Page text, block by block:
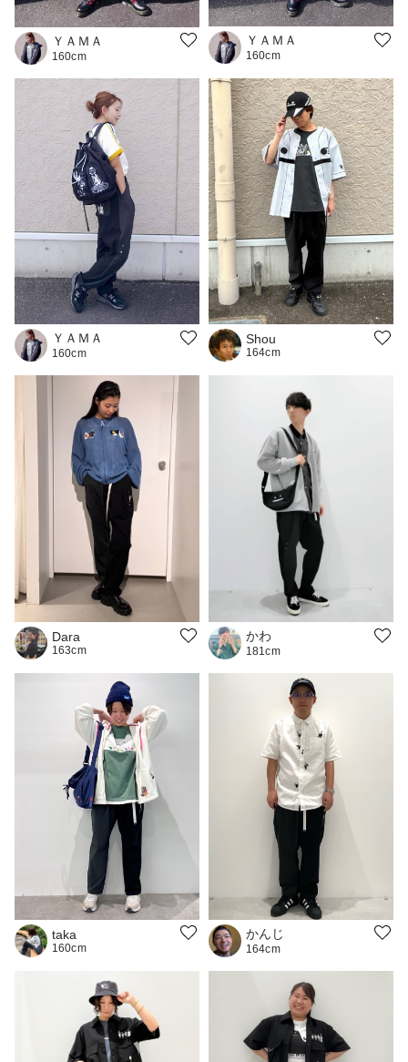
ＹＡＭＡ
160cm
ＹＡＭＡ
160cm
ＹＡＭＡ
160cm
Shou
164cm
Dara
163cm
かわ
181cm
taka
160cm
かんじ
164cm